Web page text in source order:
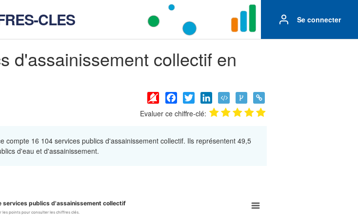
CLES Se connecter
d'assainissement collectif en
Facebook
Twitter LinkedIn
Evaluer ce chiffre-clé:
compte 16 104 services publics d'assainissement collectif. Ils représentent 49,5
d'eau et d'assainissement.
d'assainissement collectif
services publics d'assainissement collectif
les points pour consulter les chiffres clés.